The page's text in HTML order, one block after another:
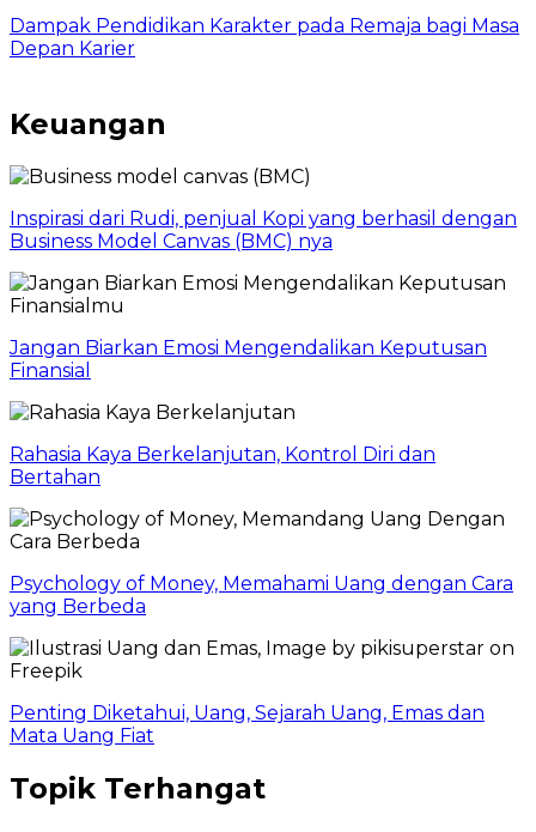
Dampak Pendidikan Karakter pada Remaja bagi Masa
Depan Karier
Keuangan
Inspirasi dari Rudi, penjual Kopi yang berhasil dengan
Business Model Canvas (BMC) nya
Jangan Biarkan Emosi Mengendalikan Keputusan
Finansial
Rahasia Kaya Berkelanjutan, Kontrol Diri dan
Bertahan
Psychology of Money, Memahami Uang dengan Cara
yang Berbeda
Penting Diketahui, Uang, Sejarah Uang, Emas dan
Mata Uang Fiat
Topik Terhangat